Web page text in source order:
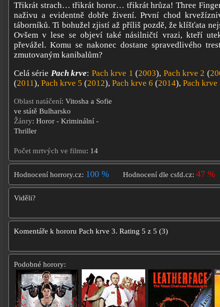
Třikrát strach… třikrát horor… třikrát hrůza! Three
naživu a evidentně dobře živení. První chod
táborníků. Ti bohužel zjistí až příliš pozdě, že klíšťata
Ovšem v lese se objeví také násilničtí vrazi, kteří
převážel. Komu se nakonec dostane spravedlivého
zmutovaným kanibalům?
Celá série Pach krve: Pach krve 1 (2003), Pach krve 2 (
(2011), Pach krve 5 (2012), Pach krve 6 (2014), Pach krve
Oblast natáčení: Vitosha a Sofie
ve státě Bulharsko
Žánry: Horor - Kriminální -
Thriller
Počet mrtvých ve filmu: 14
Hodnocení horrory.cz: 100 % Hodnocení dle csfd.cz: 47 %
Viděli?
Komentáře k hororu Pach krve 3. Rating 5 z 5 (3)
Podobné horory: